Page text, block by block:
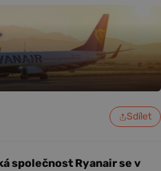
Sdílet
společnost Ryanair se v